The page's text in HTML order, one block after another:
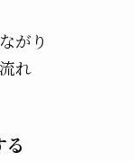
がり
れ